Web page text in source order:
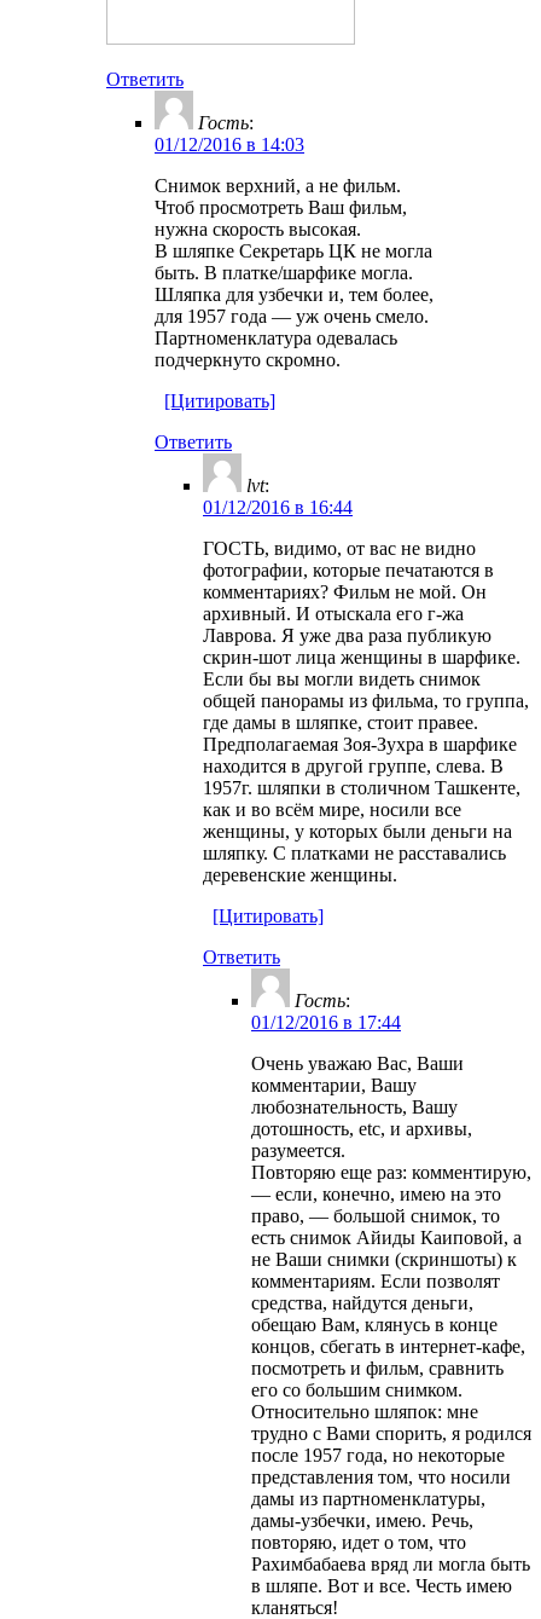
Ответить
Гость:
01/12/2016 в 14:03
Снимок верхний, а не фильм.
Чтоб просмотреть Ваш фильм,
нужна скорость высокая.
В шляпке Секретарь ЦК не могла
быть. В платке/шарфике могла.
Шляпка для узбечки и, тем более,
для 1957 года — уж очень смело.
Партноменклатура одевалась
подчеркнуто скромно.
[Цитировать]
Ответить
lvt:
01/12/2016 в 16:44
ГОСТЬ, видимо, от вас не видно
фотографии, которые печатаются в
комментариях? Фильм не мой. Он
архивный. И отыскала его г-жа
Лаврова. Я уже два раза публикую
скрин-шот лица женщины в шарфике.
Если бы вы могли видеть снимок
общей панорамы из фильма, то группа,
где дамы в шляпке, стоит правее.
Предполагаемая Зоя-Зухра в шарфике
находится в другой группе, слева. В
1957г. шляпки в столичном Ташкенте,
как и во всём мире, носили все
женщины, у которых были деньги на
шляпку. С платками не расставались
деревенские женщины.
[Цитировать]
Ответить
Гость:
01/12/2016 в 17:44
Очень уважаю Вас, Ваши
комментарии, Вашу
любознательность, Вашу
дотошность, etc, и архивы,
разумеется.
Повторяю еще раз: комментирую,
— если, конечно, имею на это
право, — большой снимок, то
есть снимок Айиды Каиповой, а
не Ваши снимки (скриншоты) к
комментариям. Если позволят
средства, найдутся деньги,
обещаю Вам, клянусь в конце
концов, сбегать в интернет-кафе,
посмотреть и фильм, сравнить
его со большим снимком.
Относительно шляпок: мне
трудно с Вами спорить, я родился
после 1957 года, но некоторые
представления том, что носили
дамы из партноменклатуры,
дамы-узбечки, имею. Речь,
повторяю, идет о том, что
Рахимбабаева вряд ли могла быть
в шляпе. Вот и все. Честь имею
кланяться!